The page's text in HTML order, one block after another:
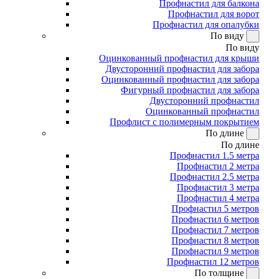
Профнастил для балкона
Профнастил для ворот
Профнастил для опалубки
По виду
По виду
Оцинкованный профнастил для крыши
Двусторонний профнастил для забора
Оцинкованный профнастил для забора
Фигурный профнастил для забора
Двусторонний профнастил
Оцинкованный профнастил
Профлист с полимерным покрытием
По длине
По длине
Профнастил 1.5 метра
Профнастил 2 метра
Профнастил 2.5 метра
Профнастил 3 метра
Профнастил 4 метра
Профнастил 5 метров
Профнастил 6 метров
Профнастил 7 метров
Профнастил 8 метров
Профнастил 9 метров
Профнастил 12 метров
По толщине